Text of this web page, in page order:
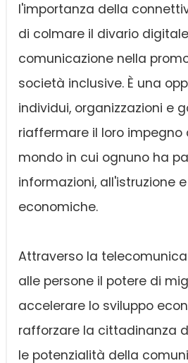
l'importanza della
di colmare il divario
comunicazione nella
società inclusive. È una
individui, organizzazioni e
riaffermare il loro impegno
mondo in cui ognuno ha
informazioni, all'istruzione
economiche.
Attraverso la
alle persone il potere di
accelerare lo sviluppo
rafforzare la cittadinanza
le potenzialità della